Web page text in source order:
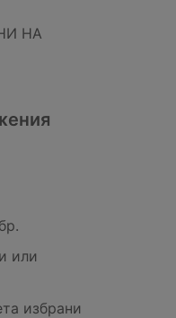
НА
или
избрани